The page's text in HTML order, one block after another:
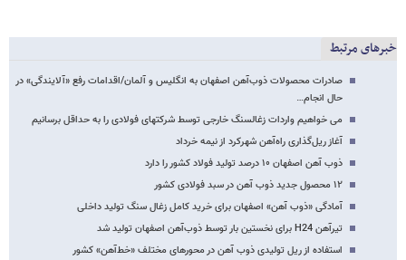
خبرهای مرتبط
صادرات محصولات ذوب‌آهن اصفهان به انگلیس و آلمان/اقدامات رفع «آلایندگی» در
حال انجام…
می خواهیم واردات زغالسنگ خارجی توسط شرکتهای فولادی را به حداقل برسانیم
آغاز ریل‌گذاری راه‌آهن شهرکرد از نیمه خرداد
ذوب آهن اصفهان ۱۰ درصد تولید فولاد کشور را دارد
۱۲ محصول جدید ذوب آهن در سبد فولادی کشور
آمادگی «ذوب آهن» اصفهان برای خرید کامل زغال سنگ تولید داخلی
تیرآهن H24 برای نخستین بار توسط ذوب‌آهن اصفهان تولید شد
استفاده از ریل تولیدی ذوب آهن در محورهای مختلف «خط‌آهن» کشور